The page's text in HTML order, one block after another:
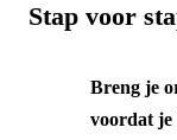
Stap voor
Breng je
voordat je